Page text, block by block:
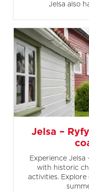
Jelsa also
Jelsa –
Experience Jelsa
with historic
activities.